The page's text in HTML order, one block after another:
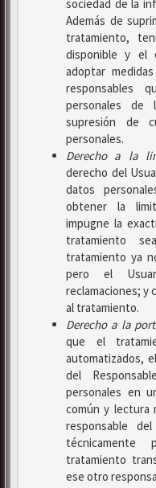
sociedad de la
Además de
tratamiento,
disponible y el
adoptar
responsables
personales de
supresión de
personales.
Derecho a la
derecho del
datos
obtener la
impugne la
tratamiento
tratamiento ya
pero el
reclamaciones; y
al tratamiento.
Derecho a la
que el
automatizados,
del
personales en
común y lectura
responsable
técnicamente
tratamiento
ese otro